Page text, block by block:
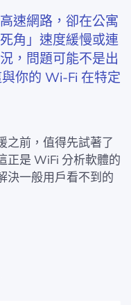
速網路，卻在公寓
角」速度緩慢或連
，問題可能不是出
你的 Wi-Fi 在特定
之前，值得先試著了
正是 WiFi 分析軟體的
決一般用戶看不到的